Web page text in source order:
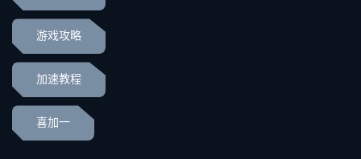
游戏攻略
加速教程
喜加一